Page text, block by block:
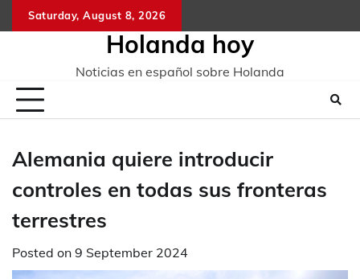
to
Saturday, August 8, 2026
Holanda hoy
Noticias en español sobre Holanda
Alemania quiere introducir
controles en todas sus fronteras
terrestres
Posted on 9 September 2024